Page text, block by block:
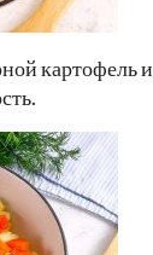
картофель